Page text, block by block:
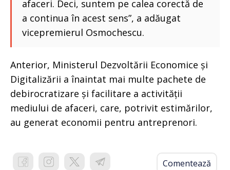
afaceri. Deci, suntem pe calea corectă de
a continua în acest sens”, a adăugat
vicepremierul Osmochescu.
Anterior, Ministerul Dezvoltării Economice și
Digitalizării a înaintat mai multe pachete de
debirocratizare și facilitare a activității
mediului de afaceri, care, potrivit estimărilor,
au generat economii pentru antreprenori.
Comentează